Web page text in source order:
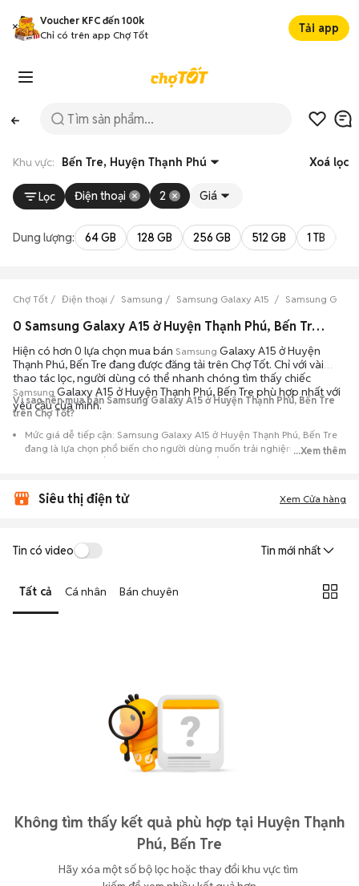
Voucher KFC đến 100k
Chỉ có trên app Chợ Tốt
Tải app
Khu vực: Bến Tre, Huyện Thạnh Phú Xoá lọc
Lọc Điện thoại 2 Giá
Dung lượng: 64 GB 128 GB 256 GB 512 GB 1 TB
Chợ Tốt Điện thoại Samsung Samsung Galaxy A15 Samsung
0 Samsung Galaxy A15 ở Huyện Thạnh Phú, Bến Tre máy bền đẹp đang bán 08/2026
Hiện có hơn 0 lựa chọn mua bán Samsung Galaxy A15 ở Huyện
Thạnh Phú, Bến Tre đang được đăng tải trên Chợ Tốt. Chỉ với vài
thao tác lọc, người dùng có thể nhanh chóng tìm thấy chiếc
Samsung Galaxy A15 ở Huyện Thạnh Phú, Bến Tre phù hợp nhất với
yêu cầu của mình.
Vì sao nên mua bán Samsung Galaxy A15 ở Huyện Thạnh Phú, Bến Tre
trên Chợ Tốt?
Mức giá dễ tiếp cận: Samsung Galaxy A15 ở Huyện Thạnh Phú, Bến Tre
đang là lựa chọn phổ biến cho người dùng muốn trải nghiệm dòng máy
này với chi phí thấp hơn so với khi mới ra mắt.
Huyện Thạnh Phú, Bến Tre từ nhiều cá nhân muốn lên đời máy, mang
đến đa dạng sự lựa chọn về tình trạng bảo hành, hình thức máy và màu
Giao dịch minh bạch: Việc gặp gỡ trực tiếp giúp người mua
...Xem thêm
Siêu thị điện tử Xem Cửa hàng
Tin có video Tin mới nhất
Tất cả Cá nhân Bán chuyên
Không tìm thấy kết quả phù hợp tại Huyện Thạnh
Phú, Bến Tre
Hãy xóa một số bộ lọc hoặc thay đổi khu vực tìm